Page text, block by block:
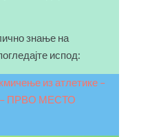
знање на
испод:
из атлетике –
ПРВО МЕСТО